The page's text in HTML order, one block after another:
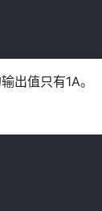
出值只有1A。